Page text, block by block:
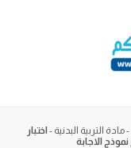
-مادة التربية البدنية - اختبار